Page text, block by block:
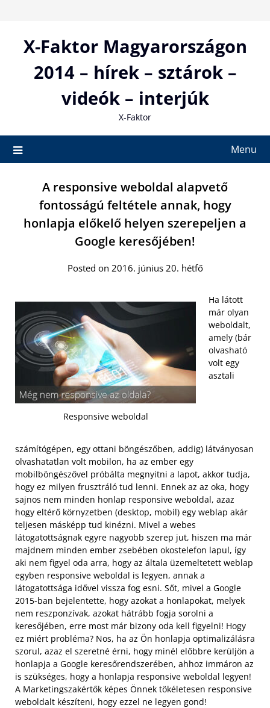
contentX-Faktor Magyarországon
2014 – hírek – sztárok –
videók – interjúk
X-Faktor
Menu
A responsive weboldal alapvető
fontosságú feltétele annak, hogy
honlapja előkelő helyen szerepeljen a
Google keresőjében!
Posted on 2016. június 20. hétfő
Responsive weboldal
Ha látott
már olyan
weboldalt,
amely (bár
olvasható
volt egy
asztali
számítógépen, egy ottani böngészőben, addig) látványosan
olvashatatlan volt mobilon, ha az ember egy
mobilböngészővel próbálta megnyitni a lapot, akkor tudja,
hogy ez milyen frusztráló tud lenni. Ennek az az oka, hogy
sajnos nem minden honlap responsive weboldal, azaz
hogy eltérő környzetben (desktop, mobil) egy weblap akár
teljesen másképp tud kinézni. Mivel a webes
látogatottságnak egyre nagyobb szerep jut, hiszen ma már
majdnem minden ember zsebében okostelefon lapul, így
aki nem figyel oda arra, hogy az általa üzemeltetett weblap
egyben responsive weboldal is legyen, annak a
látogatottsága idővel vissza fog esni. Sőt, mivel a Google
2015-ban bejelentette, hogy azokat a honlapokat, melyek
nem reszponzívak, azokat hátrább fogja sorolni a
keresőjében, erre most már bizony oda kell figyelni! Hogy
ez miért probléma? Nos, ha az Ön honlapja optimalizálásra
szorul, azaz el szeretné érni, hogy minél előbbre kerüljön a
honlapja a Google keresőrendszerében, ahhoz immáron az
is szükséges, hogy a honlapja responsive weboldal legyen!
A Marketingszakértők képes Önnek tökéletesen responsive
weboldalt készíteni, hogy ezzel ne legyen gond!